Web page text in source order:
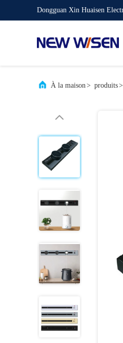
Dongguan Xin Huaisen
À la maison> produits>